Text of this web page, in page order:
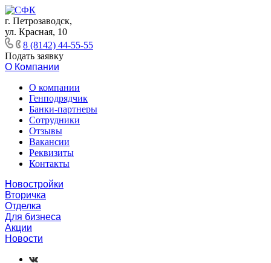
г. Петрозаводск,
ул. Красная, 10
8 (8142) 44-55-55
Подать заявку
О Компании
О компании
Генподрядчик
Банки-партнеры
Сотрудники
Отзывы
Вакансии
Реквизиты
Контакты
Новостройки
Вторичка
Отделка
Для бизнеса
Акции
Новости